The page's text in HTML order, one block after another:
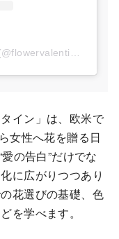
イン」は、欧米で
女性へ花を贈る日
の告白”だけでな
に広がりつつあり
花選びの基礎、色
を学べます。